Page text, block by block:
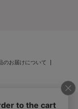
のお届けについて